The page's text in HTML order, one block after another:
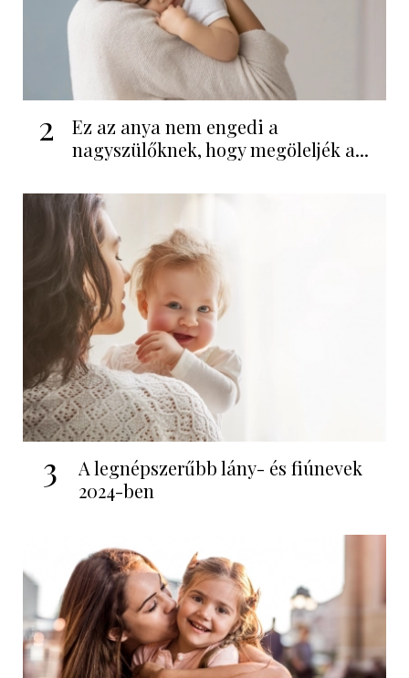
2
Ez az anya nem engedi a
nagyszülőknek, hogy megöleljék a...
3
A legnépszerűbb lány- és fiúnevek
2024-ben